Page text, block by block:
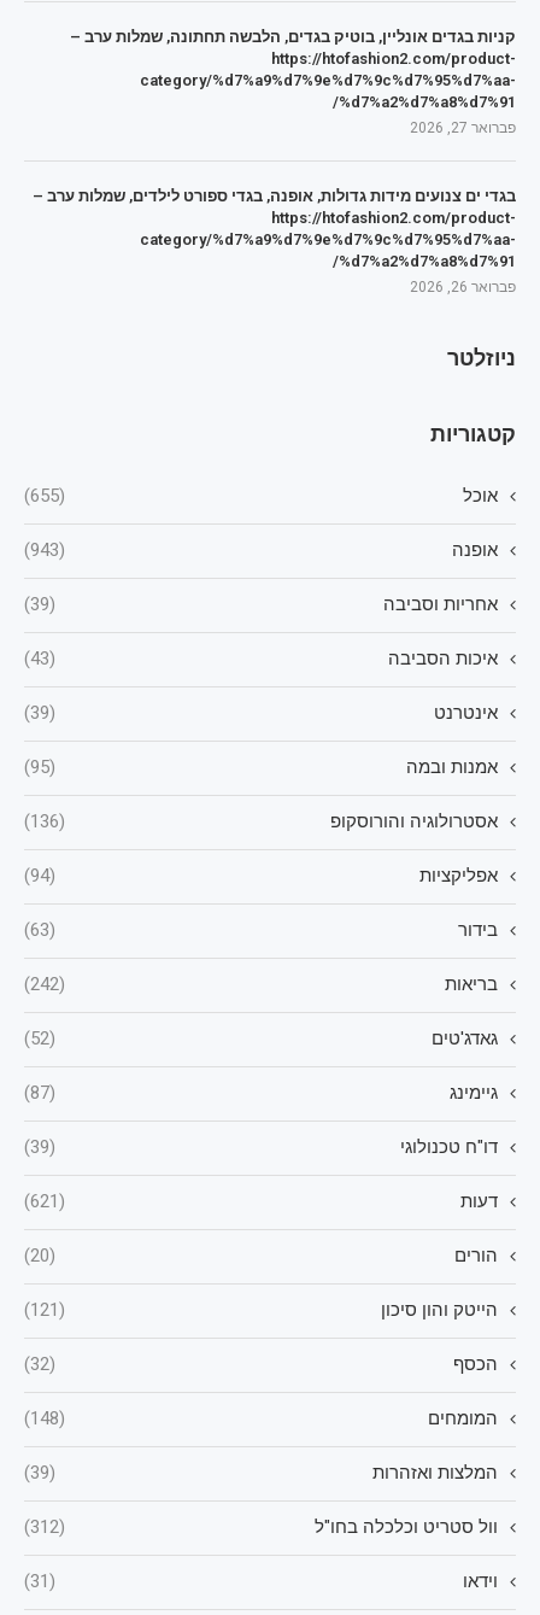
קניות בגדים אונליין, בוטיק בגדים, הלבשה תחתונה, שמלות ערב –
https://htofashion2.com/product-
category/%d7%a9%d7%9e%d7%9c%d7%95%d7%aa-
%d7%a2%d7%a8%d7%91/
פברואר 27, 2026
בגדי ים צנועים מידות גדולות, אופנה, בגדי ספורט לילדים, שמלות ערב –
https://htofashion2.com/product-
category/%d7%a9%d7%9e%d7%9c%d7%95%d7%aa-
%d7%a2%d7%a8%d7%91/
פברואר 26, 2026
ניוזלטר
קטגוריות
אוכל (655)
אופנה (943)
אחריות וסביבה (39)
איכות הסביבה (43)
אינטרנט (39)
אמנות ובמה (95)
אסטרולוגיה והורוסקופ (136)
אפליקציות (94)
בידור (63)
בריאות (242)
גאדג'טים (52)
גיימינג (87)
דו"ח טכנולוגי (39)
דעות (621)
הורים (20)
הייטק והון סיכון (121)
הכסף (32)
המומחים (148)
המלצות ואזהרות (39)
וול סטריט וכלכלה בחו"ל (312)
וידאו (31)